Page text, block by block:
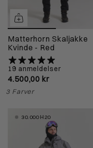
Matterhorn Skaljakke
Kvinde - Red
19 anmeldelser
4.500,00 kr
3 Farver
30.000 H20